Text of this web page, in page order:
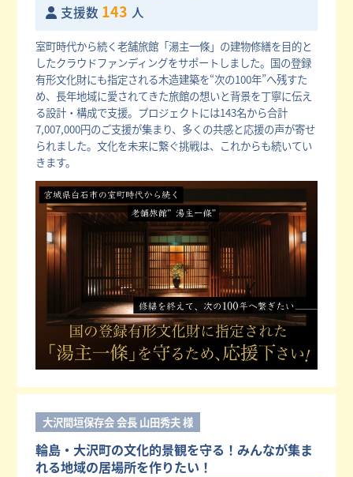
支援数 143 人
室町時代から続く老舗旅館「湯主一條」の建物修繕を目的と
したクラウドファンディングをサポートしました。国の登録
有形文化財にも指定される木造建築を“次の100年”へ残すた
め、長年地域に愛されてきた旅館の想いと背景を丁寧に伝え
る設計・構成で支援。プロジェクトには143名から合計
7,007,000円のご支援が集まり、多くの共感と応援の声が寄せ
られました。文化を未来に繋ぐ挑戦は、これからも続いてい
きます。
大沢間垣保存会 会長 山田秀夫 様
輪島・大沢町の文化的景観を守る！みんなが集ま
れる地域の居場所を作りたい！